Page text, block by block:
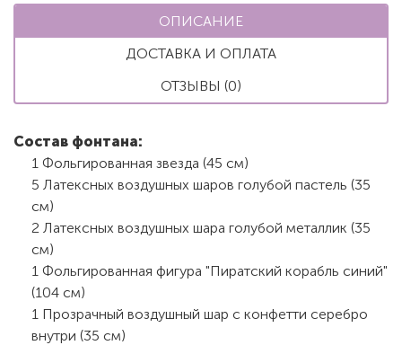
ОПИСАНИЕ
ДОСТАВКА И ОПЛАТА
ОТЗЫВЫ (0)
Состав фонтана:
1 Фольгированная звезда (45 см)
5 Латексных воздушных шаров голубой пастель (35
см)
2 Латексных воздушных шара голубой металлик (35
см)
1 Фольгированная фигура "Пиратский корабль синий"
(104 см)
1 Прозрачный воздушный шар с конфетти серебро
внутри (35 см)